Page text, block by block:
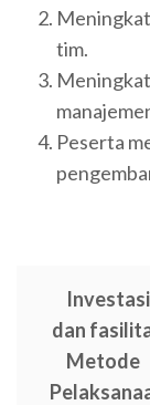
tim.
Peserta
Investasi
dan
Metode